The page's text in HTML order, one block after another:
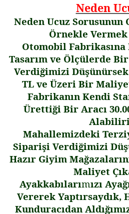
Neden
Neden Ucuz Sorusunun
Örnekle
Otomobil Fabrikasına
Tasarım ve Ölçülerde
Verdiğimizi Düşünürsek
TL ve Üzeri Bir
Fabrikanın Kendi
Ürettiği Bir Aracı
Mahallemizdeki
Siparişi Verdiğimizi Düş
Hazır Giyim Mağ
Maliyet
Ayakkabılarımızı Ayağ
Vererek Yaptırsaydık,
Kunduracıdan Aldığ